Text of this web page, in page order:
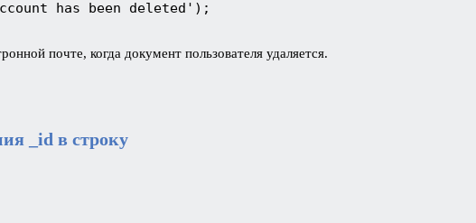
has been deleted');
почте, когда документ пользователя удаляется.
_id в строку